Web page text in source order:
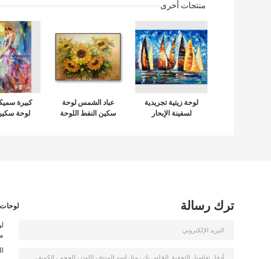
منتجات أخرى
لوحة زيتية تجريدية
لسفينة الإبحار
عباد الشمس لوحة
سكين النفط اللوحة
كبيرة
لوحة
لوحات ترك رسالة